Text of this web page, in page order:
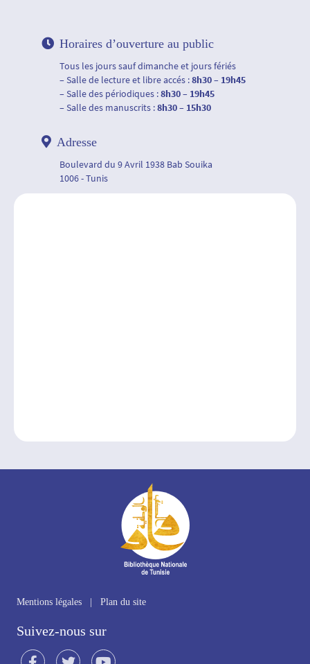
Horaires d’ouverture au public
Tous les jours sauf dimanche et jours fériés
– Salle de lecture et libre accés :8h30 – 19h45
– Salle des périodiques :8h30 – 19h45
– Salle des manuscrits :8h30 – 15h30
Adresse
Boulevard du 9 Avril 1938 Bab Souika
1006 - Tunis
Mentions légales Plan du site
Suivez-nous sur